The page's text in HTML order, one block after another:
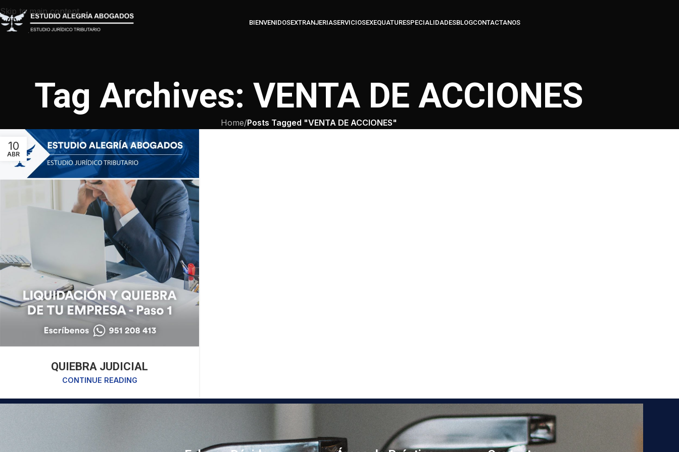
Skip to main content
BIENVENIDOSEXTRANJERIASERVICIOSEXEQUATURESPECIALIDADESBLOGCONTACTANOS
Tag Archives: VENTA DE ACCIONES
Home/Posts Tagged "VENTA DE ACCIONES"
10
ABR
QUIEBRA JUDICIAL
CONTINUE READING